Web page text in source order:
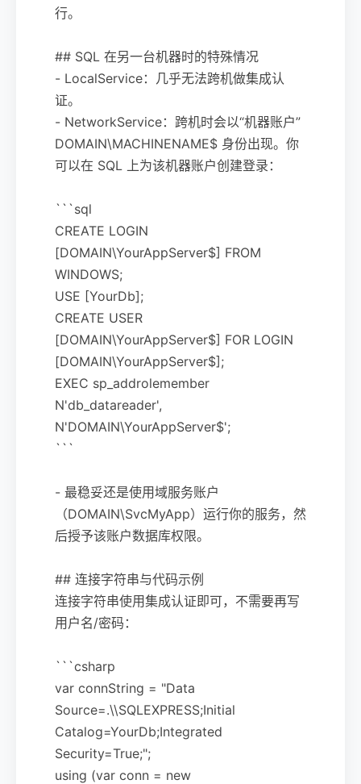
行。
## SQL 在另一台机器时的特殊情况
- LocalService：几乎无法跨机做集成认
证。
- NetworkService：跨机时会以“机器账户”
DOMAIN\MACHINENAME$ 身份出现。你
可以在 SQL 上为该机器账户创建登录：
```sql
CREATE LOGIN
[DOMAIN\YourAppServer$] FROM
WINDOWS;
USE [YourDb];
CREATE USER
[DOMAIN\YourAppServer$] FOR LOGIN
[DOMAIN\YourAppServer$];
EXEC sp_addrolemember
N'db_datareader',
N'DOMAIN\YourAppServer$';
```
- 最稳妥还是使用域服务账户
（DOMAIN\SvcMyApp）运行你的服务，然
后授予该账户数据库权限。
## 连接字符串与代码示例
连接字符串使用集成认证即可，不需要再写
用户名/密码：
```csharp
var connString = "Data
Source=.\\SQLEXPRESS;Initial
Catalog=YourDb;Integrated
Security=True;";
using (var conn = new